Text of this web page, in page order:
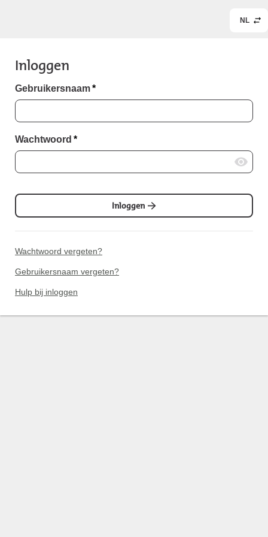
NL
Inloggen
Gebruikersnaam*
Wachtwoord *
Inloggen
Wachtwoord vergeten?
Gebruikersnaam vergeten?
Hulp bij inloggen